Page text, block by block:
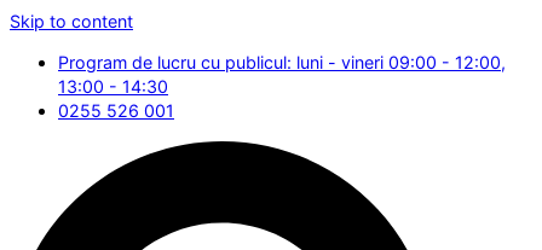
Skip to content
Program de lucru cu publicul: luni - vineri 09:00 - 12:00,
13:00 - 14:30
0255 526 001